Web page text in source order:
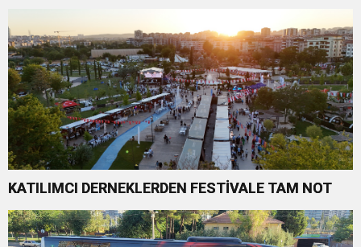
KATILIMCI DERNEKLERDEN FESTİVALE TAM NOT